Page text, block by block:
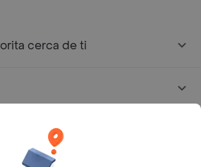
cerca de ti